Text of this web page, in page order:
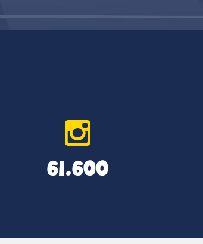
61.600